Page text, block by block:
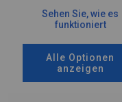
Sehen Sie, wie es
funktioniert
Alle Optionen
anzeigen